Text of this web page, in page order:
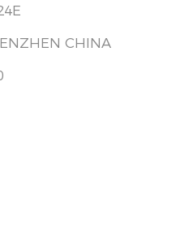
CHINA